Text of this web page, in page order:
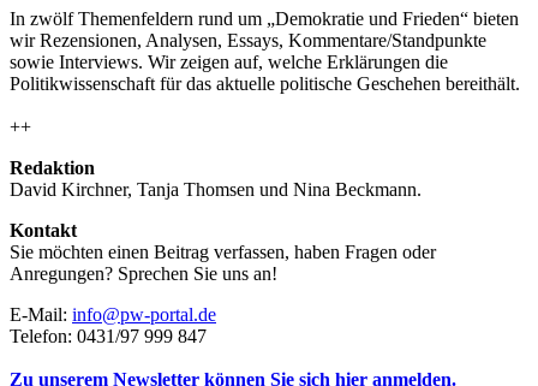
In zwölf Themenfeldern rund um „Demokratie und Frieden“ bieten
wir Rezensionen, Analysen, Essays, Kommentare/Standpunkte
sowie Interviews. Wir zeigen auf, welche Erklärungen die
Politikwissenschaft für das aktuelle politische Geschehen bereithält.
++
Redaktion
David Kirchner, Tanja Thomsen und Nina Beckmann.
Kontakt
Sie möchten einen Beitrag verfassen, haben Fragen oder
Anregungen? Sprechen Sie uns an!
E-Mail: info@pw-portal.de
Telefon: 0431/97 999 847
Zu unserem Newsletter können Sie sich hier anmelden.